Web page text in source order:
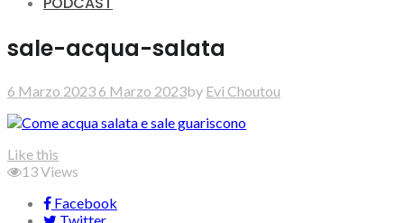
sale-acqua-salata
6 Marzo 2023 6 Marzo 2023by Evi Choutou
Like this
13Views
Facebook